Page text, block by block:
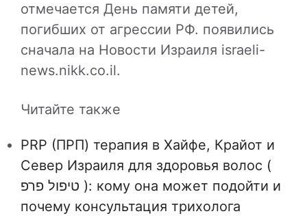
отмечается День памяти детей,
погибших от агрессии РФ. появились
сначала на Новости Израиля israeli-
news.nikk.co.il.
Читайте также
PRP (ПРП) терапия в Хайфе, Крайот и
Север Израиля для здоровья волос (
טיפול פרפ ): кому она может подойти и
почему консультация трихолога